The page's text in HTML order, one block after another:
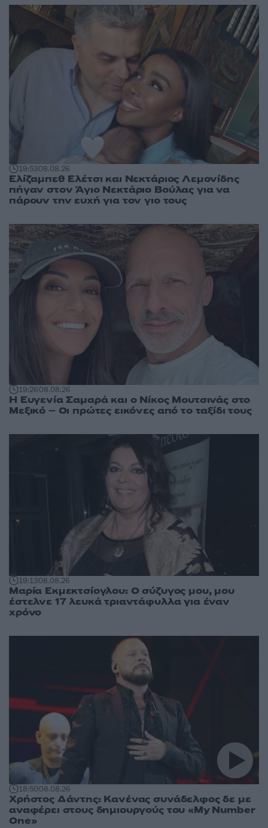
19:5308.08.26
Ελίζαμπεθ Ελέτσι και Νεκτάριος Λεμονίδης
πήγαν στον Άγιο Νεκτάριο Βούλας για να
πάρουν την ευχή για τον γιο τους
19:2608.08.26
Η Ευγενία Σαμαρά και ο Νίκος Μουτσινάς στο
Μεξικό – Οι πρώτες εικόνες από το ταξίδι τους
19:1308.08.26
Μαρία Εκμεκτσίογλου: O σύζυγος μου, μου
έστελνε 17 λευκά τριαντάφυλλα για έναν
χρόνο
18:5008.08.26
Χρήστος Δάντης: Κανένας συνάδελφος δε με
αναφέρει στους δημιουργούς του «My Number
One»